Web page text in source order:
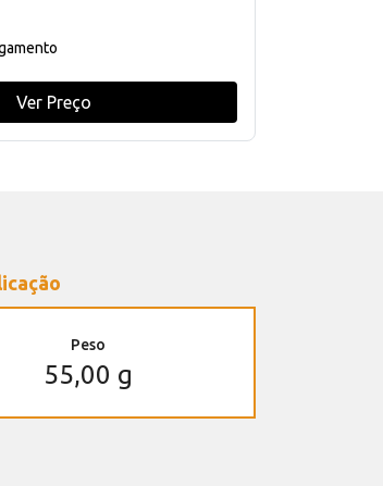
Ver Preço
Peso
55,00 g